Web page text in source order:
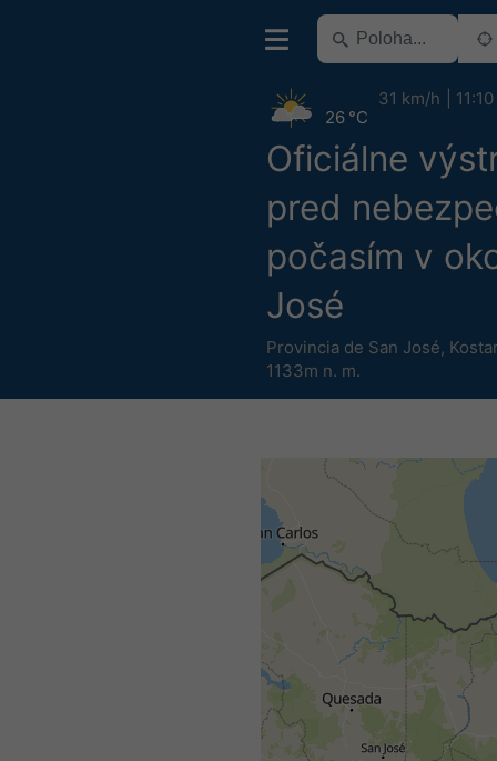
Oficiálne
pred
počasím v
José
Provincia de San José,
1133m n. m.
26 °C
31 km/h 11:10